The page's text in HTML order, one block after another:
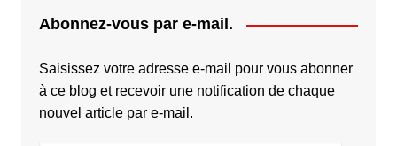
Abonnez-vous par e-mail.
Saisissez votre adresse e-mail pour vous abonner
à ce blog et recevoir une notification de chaque
nouvel article par e-mail.